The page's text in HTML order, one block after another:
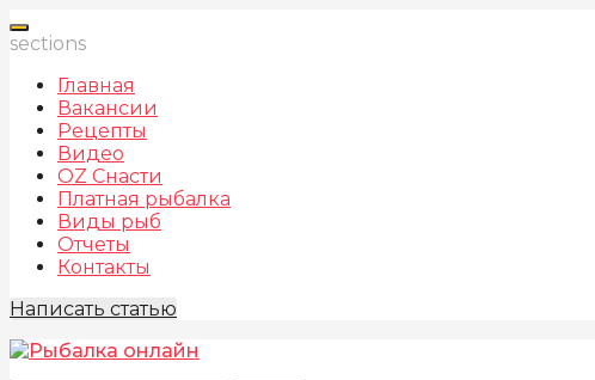
sections
Главная
Вакансии
Рецепты
Видео
OZ Снасти
Платная рыбалка
Виды рыб
Отчеты
Контакты
Написать статью